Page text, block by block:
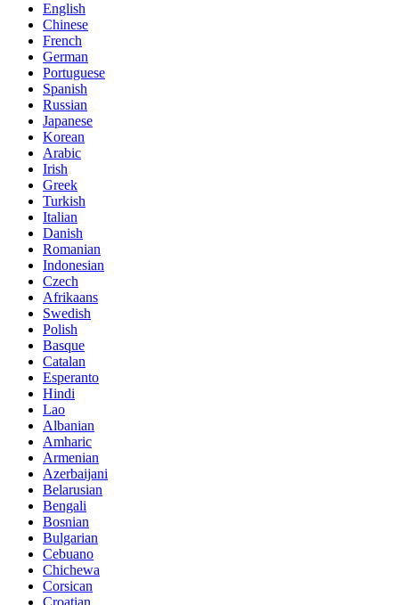
English
Chinese
French
German
Portuguese
Spanish
Russian
Japanese
Korean
Arabic
Irish
Greek
Turkish
Italian
Danish
Romanian
Indonesian
Czech
Afrikaans
Swedish
Polish
Basque
Catalan
Esperanto
Hindi
Lao
Albanian
Amharic
Armenian
Azerbaijani
Belarusian
Bengali
Bosnian
Bulgarian
Cebuano
Chichewa
Corsican